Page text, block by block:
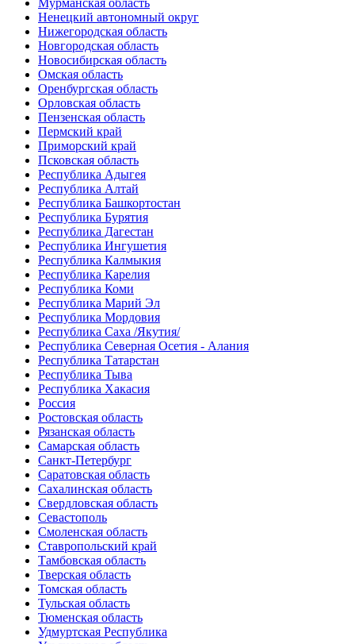
Ненецкий автономный округ
Нижегородская область
Новгородская область
Новосибирская область
Омская область
Оренбургская область
Орловская область
Пензенская область
Пермский край
Приморский край
Псковская область
Республика Адыгея
Республика Алтай
Республика Башкортостан
Республика Бурятия
Республика Дагестан
Республика Ингушетия
Республика Калмыкия
Республика Карелия
Республика Коми
Республика Марий Эл
Республика Мордовия
Республика Саха /Якутия/
Республика Северная Осетия - Алания
Республика Татарстан
Республика Тыва
Республика Хакасия
Россия
Ростовская область
Рязанская область
Самарская область
Санкт-Петербург
Саратовская область
Сахалинская область
Свердловская область
Севастополь
Смоленская область
Ставропольский край
Тамбовская область
Тверская область
Томская область
Тульская область
Тюменская область
Удмуртская Республика